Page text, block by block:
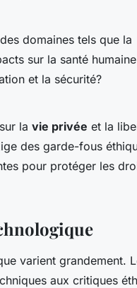
domaines tels que la
sur la santé
et la sécurité?
la vie privée et la
des garde-fous
pour protéger les
varient grandement.
aux critiques